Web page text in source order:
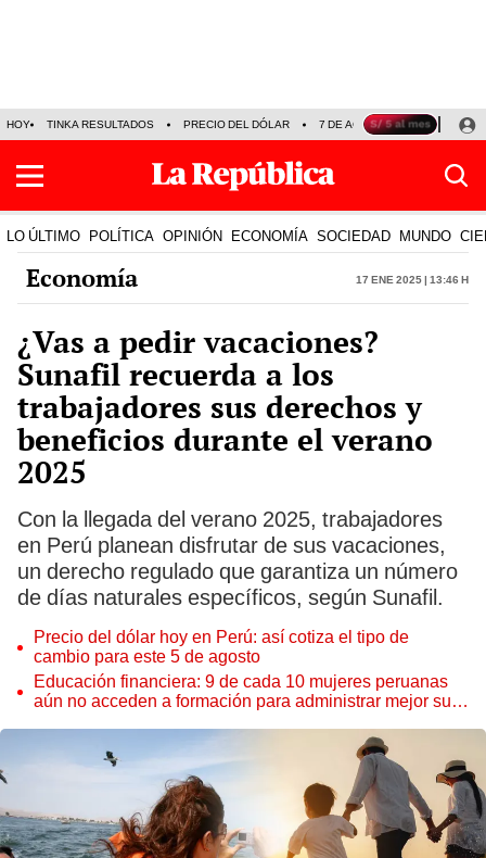
HOY TINKA RESULTADOS PRECIO DEL DÓLAR 7 DE AGOSTO OLLANTA
LO ÚLTIMO POLÍTICA OPINIÓN ECONOMÍA SOCIEDAD MUNDO
Economía 17 Ene 2025 | 13:46 h
¿Vas a pedir vacaciones?
Sunafil recuerda a los
trabajadores sus derechos y
beneficios durante el verano
2025
Con la llegada del verano 2025, trabajadores
en Perú planean disfrutar de sus vacaciones,
un derecho regulado que garantiza un número
de días naturales específicos, según Sunafil.
Precio del dólar hoy en Perú: así cotiza el tipo de
cambio para este 5 de agosto
Educación financiera: 9 de cada 10 mujeres peruanas
aún no acceden a formación para administrar mejor su